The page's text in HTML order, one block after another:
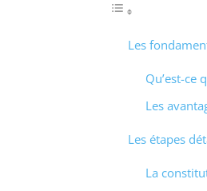
Les
Qu’est-ce
Les
Les étapes
La